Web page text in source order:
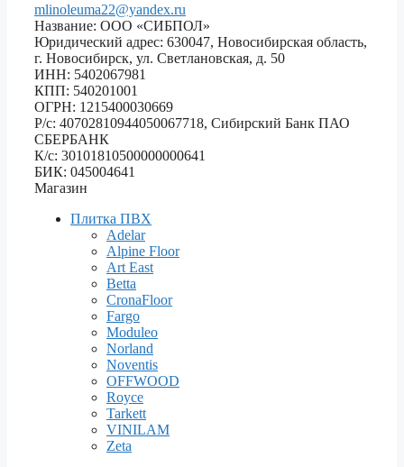
mlinoleuma22@yandex.ru
Название: ООО «СИБПОЛ»
Юридический адрес: 630047, Новосибирская область,
г. Новосибирск, ул. Светлановская, д. 50
ИНН: 5402067981
КПП: 540201001
ОГРН: 1215400030669
Р/с: 40702810944050067718, Сибирский Банк ПАО
СБЕРБАНК
К/с: 30101810500000000641
БИК: 045004641
Магазин
Плитка ПВХ
Adelar
Alpine Floor
Art East
Betta
CronaFloor
Fargo
Moduleo
Norland
Noventis
OFFWOOD
Royce
Tarkett
VINILAM
Zeta